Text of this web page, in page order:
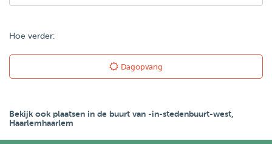
Hoe verder:
Dagopvang
Bekijk ook plaatsen in de buurt van -in-stedenbuurt-west,
Haarlemhaarlem